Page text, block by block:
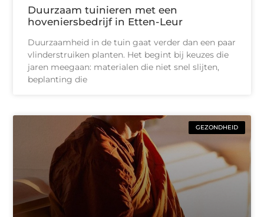
Duurzaam tuinieren met een
hoveniersbedrijf in Etten-Leur
Duurzaamheid in de tuin gaat verder dan een paar
vlinderstruiken planten. Het begint bij keuzes die
jaren meegaan: materialen die niet snel slijten,
beplanting die
GEZONDHEID